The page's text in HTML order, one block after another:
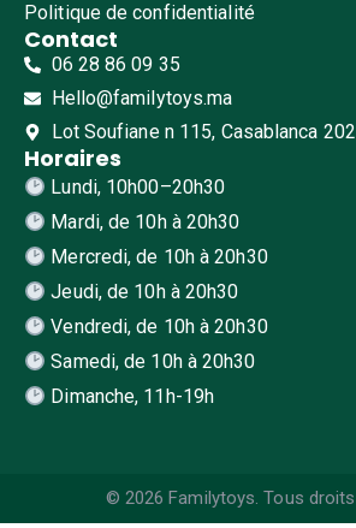
Politique de confidentialité
Contact
06 28 86 09 35
Hello@familytoys.ma
Lot Soufiane n 115, Casablanca
Horaires
Lundi, 10h00–20h30
Mardi, de 10h à 20h30
Mercredi, de 10h à 20h30
Jeudi, de 10h à 20h30
Vendredi, de 10h à 20h30
Samedi, de 10h à 20h30
Dimanche, 11h-19h
© 2026 Familytoys. Tous